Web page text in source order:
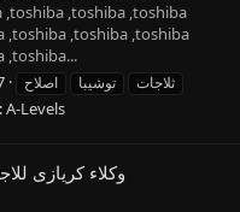
,toshiba ,toshiba ,toshiba
,toshiba ,toshiba ,toshiba
,toshiba...
اصلاح توشيبا
ثلاجات
A-Levels